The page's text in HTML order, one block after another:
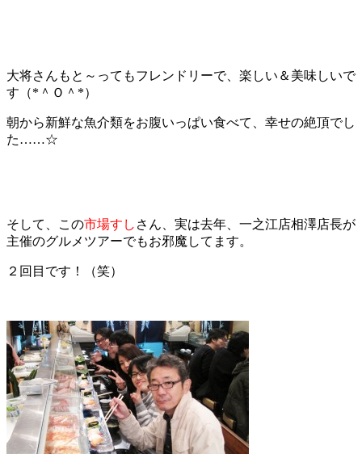
大将さんもと～ってもフレンドリーで、楽しい＆美味しいで
す（*＾Ｏ＾*）
朝から新鮮な魚介類をお腹いっぱい食べて、幸せの絶頂でし
た……☆
そして、この市場すし さん、実は去年、一之江店相澤店長が
主催のグルメツアーでもお邪魔してます。
２回目です！（笑）